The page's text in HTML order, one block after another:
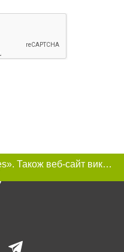
Цей сайт використовує «cookies». Також веб-сайт використовує інтернет-сервіс для збору технічних даних стосовно відвідувачів з метою отримання маркетингової та статистичної інформації. Умови обробки даних відвідувачів сайту див.